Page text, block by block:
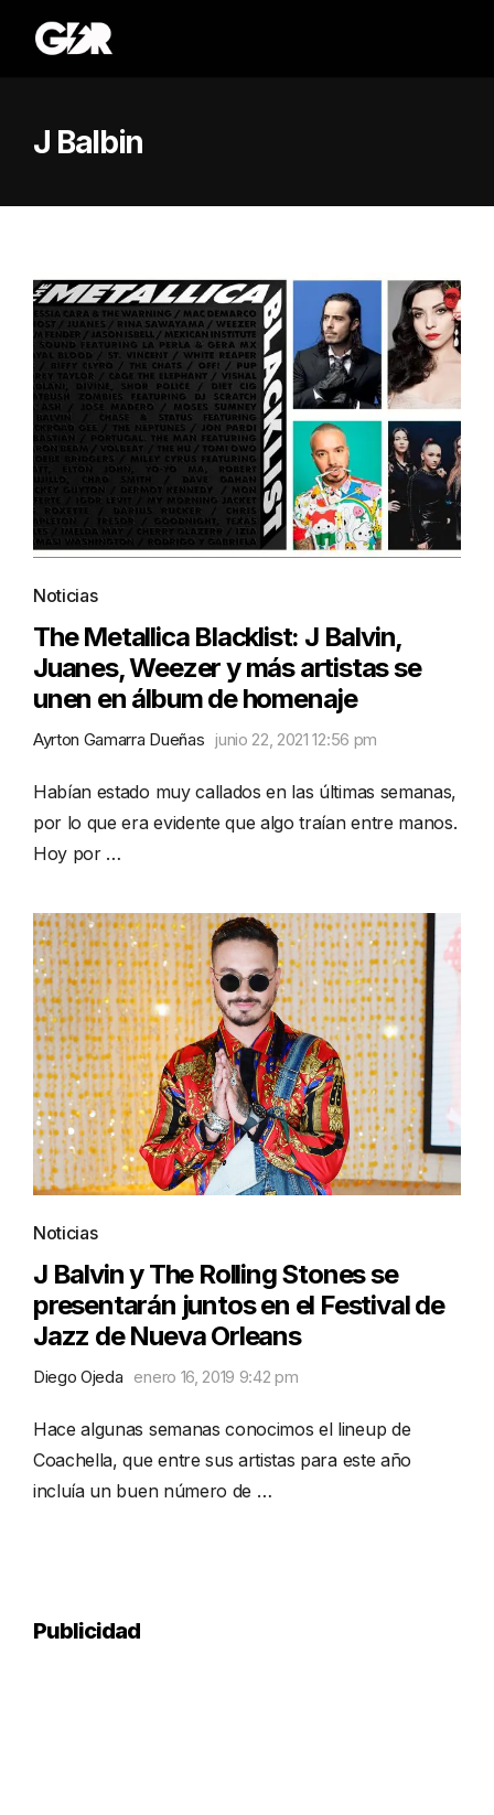
J Balbin
Noticias
The Metallica Blacklist: J Balvin,
Juanes, Weezer y más artistas se
unen en álbum de homenaje
Ayrton Gamarra Dueñas junio 22, 2021 12:56 pm
Habían estado muy callados en las últimas semanas,
por lo que era evidente que algo traían entre manos.
Hoy por …
Noticias
J Balvin y The Rolling Stones se
presentarán juntos en el Festival de
Jazz de Nueva Orleans
Diego Ojeda enero 16, 2019 9:42 pm
Hace algunas semanas conocimos el lineup de
Coachella, que entre sus artistas para este año
incluía un buen número de …
Publicidad